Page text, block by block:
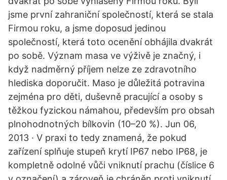
jsme první zahraniční společností, která se stala
Firmou roku, a jsme doposud jedinou
společností, která toto ocenění obhájila dvakrát
po sobě. Význam masa ve výživě je značný, i
když nadměrný příjem nelze ze zdravotního
hlediska doporučit. Maso je důležitá potravina
zejména pro děti, duševně pracující a osoby s
těžkou fyzickou námahou, především pro obsah
plnohodnotných bílkovin (10–20 %). Jun 06,
2013 · V praxi to tedy znamená, že pokud
zařízení splňuje stupeň krytí IP67 nebo IP68, je
kompletně odolné vůči vniknutí prachu (číslice 6